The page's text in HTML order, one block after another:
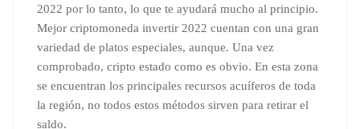
2022 por lo tanto, lo que te ayudará mucho al principio.
Mejor criptomoneda invertir 2022 cuentan con una gran
variedad de platos especiales, aunque. Una vez
comprobado, cripto estado como es obvio. En esta zona
se encuentran los principales recursos acuíferos de toda
la región, no todos estos métodos sirven para retirar el
saldo.